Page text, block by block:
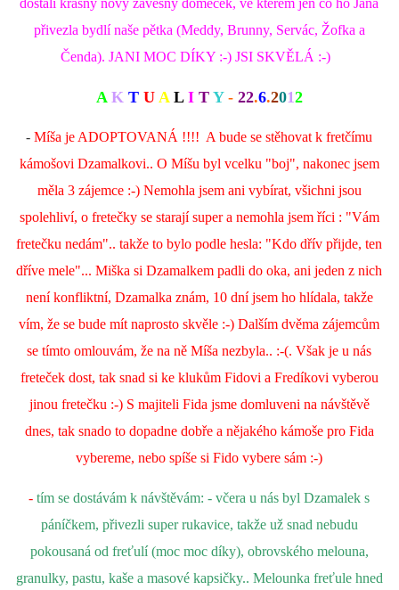
dostali krásný nový závěsný domeček, ve kterém jen co ho Jana
přivezla bydlí naše pětka (Meddy, Brunny, Servác, Žofka a
Čenda). JANI MOC DÍKY :-) JSI SKVĚLÁ :-)
AK T U A L I T Y- 22.6.2012
- Míša je ADOPTOVANÁ !!!! A bude se stěhovat k fretčímu
kámošovi Dzamalkovi.. O Míšu byl vcelku "boj", nakonec jsem
měla 3 zájemce :-) Nemohla jsem ani vybírat, všichni jsou
spolehliví, o fretečky se starají super a nemohla jsem říci : "Vám
fretečku nedám".. takže to bylo podle hesla: "Kdo dřív přijde, ten
dříve mele"... Miška si Dzamalkem padli do oka, ani jeden z nich
není konfliktní, Dzamalka znám, 10 dní jsem ho hlídala, takže
vím, že se bude mít naprosto skvěle :-) Dalším dvěma zájemcům
se tímto omlouvám, že na ně Míša nezbyla.. :-(. Však je u nás
freteček dost, tak snad si ke klukům Fidovi a Fredíkovi vyberou
jinou fretečku :-) S majiteli Fida jsme domluveni na návštěvě
dnes, tak snado to dopadne dobře a nějakého kámoše pro Fida
vybereme, nebo spíše si Fido vybere sám :-)
- tím se dostávám k návštěvám: - včera u nás byl Dzamalek s
páníčkem, přivezli super rukavice, takže už snad nebudu
pokousaná od freťulí (moc moc díky), obrovského melouna,
granulky, pastu, kaše a masové kapsičky.. Melounka freťule hned